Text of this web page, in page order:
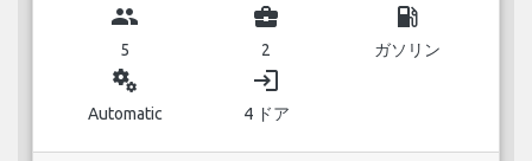
group
5
business_center
2
local_gas_station
ガソリン
miscellaneous_services
Automatic
login
4 ドア